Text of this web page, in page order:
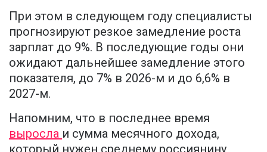
При этом в следующем году специалисты
прогнозируют резкое замедление роста
зарплат до 9%. В последующие годы они
ожидают дальнейшее замедление этого
показателя, до 7% в 2026-м и до 6,6% в
2027-м.
Напомним, что в последнее время
выросла и сумма месячного дохода,